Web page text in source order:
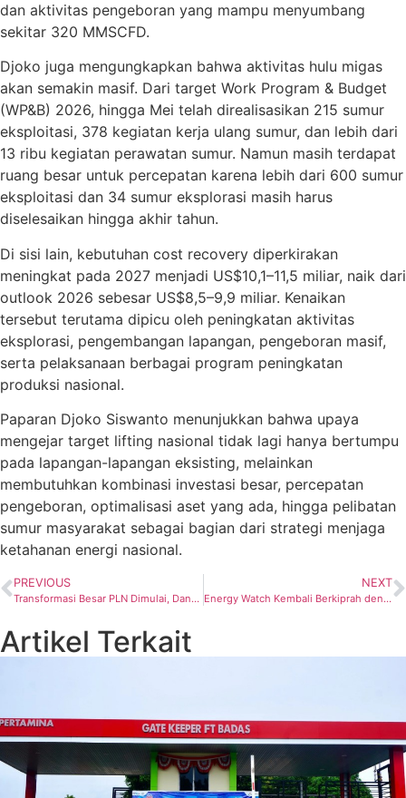
dan aktivitas pengeboran yang mampu menyumbang
sekitar 320 MMSCFD.
Djoko juga mengungkapkan bahwa aktivitas hulu migas
akan semakin masif. Dari target Work Program & Budget
(WP&B) 2026, hingga Mei telah direalisasikan 215 sumur
eksploitasi, 378 kegiatan kerja ulang sumur, dan lebih dari
13 ribu kegiatan perawatan sumur. Namun masih terdapat
ruang besar untuk percepatan karena lebih dari 600 sumur
eksploitasi dan 34 sumur eksplorasi masih harus
diselesaikan hingga akhir tahun.
Di sisi lain, kebutuhan cost recovery diperkirakan
meningkat pada 2027 menjadi US$10,1–11,5 miliar, naik dari
outlook 2026 sebesar US$8,5–9,9 miliar. Kenaikan
tersebut terutama dipicu oleh peningkatan aktivitas
eksplorasi, pengembangan lapangan, pengeboran masif,
serta pelaksanaan berbagai program peningkatan
produksi nasional.
Paparan Djoko Siswanto menunjukkan bahwa upaya
mengejar target lifting nasional tidak lagi hanya bertumpu
pada lapangan-lapangan eksisting, melainkan
membutuhkan kombinasi investasi besar, percepatan
pengeboran, optimalisasi aset yang ada, hingga pelibatan
sumur masyarakat sebagai bagian dari strategi menjaga
ketahanan energi nasional.
PREVIOUS
Transformasi Besar PLN Dimulai, Danantara Dorong Penyederhanaan Bisnis dan Penguatan Listrik Nasional
NEXT
Energy Watch Kembali Berkiprah dengan Energi Baru: Olo Berto Siahaan Resmi Menahkodai Organisasi Sebagai Direktur Eksekutif
Artikel Terkait